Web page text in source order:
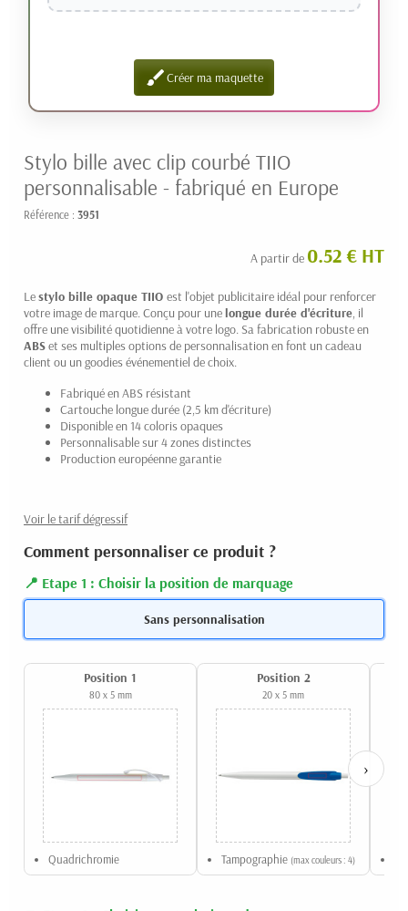
brushCréer ma maquette
Stylo bille avec clip courbé TIIO
personnalisable - fabriqué en Europe
Référence : 3951
A partir de 0.52 € HT
Lestylo bille opaque TIIO est l'objet publicitaire idéal pour renforcer
votre image de marque. Conçu pour unelongue durée d'écriture , il
offre une visibilité quotidienne à votre logo. Sa fabrication robuste en
ABSet ses multiples options de personnalisation en font un cadeau
client ou un goodies événementiel de choix.
Fabriqué en ABS résistant
Cartouche longue durée (2,5 km d'écriture)
Disponible en 14 coloris opaques
Personnalisable sur 4 zones distinctes
Production européenne garantie
Voir le tarif dégressif
Comment personnaliser ce produit ?
Etape 1 : Choisir la position de marquage
Sans personnalisation
Position 1
80 x 5 mm
Quadrichromie
Position 2
20 x 5 mm
Tampographie (max couleurs : 4)
›